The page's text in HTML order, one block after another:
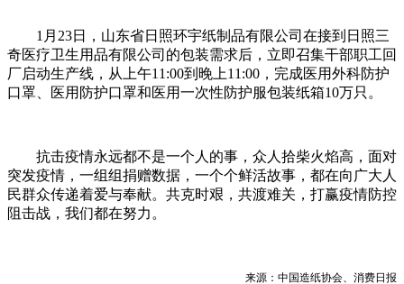
1月23日，山东省日照环宇纸制品有限公司在接到日照三
奇医疗卫生用品有限公司的包装需求后，立即召集干部职工回
厂启动生产线，从上午11:00到晚上11:00，完成医用外科防护
口罩、医用防护口罩和医用一次性防护服包装纸箱10万只。
抗击疫情永远都不是一个人的事，众人拾柴火焰高，面对
突发疫情，一组组捐赠数据，一个个鲜活故事，都在向广大人
民群众传递着爱与奉献。共克时艰，共渡难关，打赢疫情防控
阻击战，我们都在努力。
来源：中国造纸协会、消费日报